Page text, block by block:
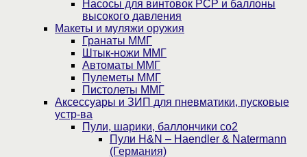
Насосы для винтовок PCP и баллоны
высокого давления
Макеты и муляжи оружия
Гранаты ММГ
Штык-ножи ММГ
Автоматы ММГ
Пулеметы ММГ
Пистолеты ММГ
Аксессуары и ЗИП для пневматики, пусковые
устр-ва
Пули, шарики, баллончики со2
Пули H&N – Haendler & Natermann
(Германия)